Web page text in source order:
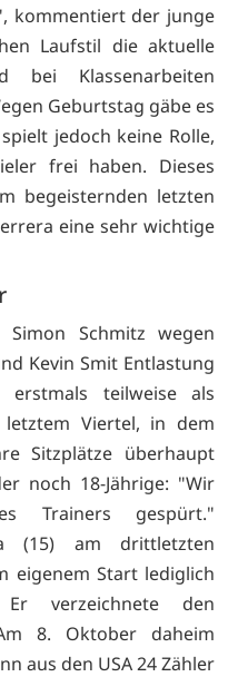
kommentiert der junge
Laufstil die aktuelle
bei Klassenarbeiten
Geburtstag gäbe es
jedoch keine Rolle,
frei haben. Dieses
begeisternden letzten
eine sehr wichtige
Schmitz wegen
Kevin Smit Entlastung
erstmals teilweise als
letztem Viertel, in dem
Sitzplätze überhaupt
noch 18-Jährige: "Wir
Trainers gespürt."
(15) am drittletzten
eigenem Start lediglich
verzeichnete den
8. Oktober daheim
aus den USA 24 Zähler